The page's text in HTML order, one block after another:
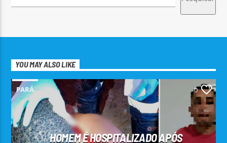
YOU MAY ALSO LIKE
PARÁ 0
HOMEM É HOSPITALIZADO APÓS